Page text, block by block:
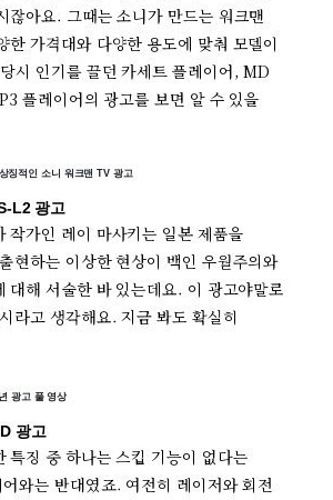
잖아요. 그때는 소니가 만드는 워크맨
한 가격대와 다양한 용도에 맞춰 모델이
시 인기를 끌던 카세트 플레이어, MD
플레이어의 광고를 보면 알 수 있을
징적인 소니 워크맨 TV 광고
L2 광고
작가인 레이 마사키는 일본 제품을
현하는 이상한 현상이 백인 우월주의와
대해 서술한 바 있는데요. 이 광고야말로
라고 생각해요. 지금 봐도 확실히
광고 풀 영상
광고
특징 중 하나는 스킵 기능이 없다는
와는 반대였죠. 여전히 레이저와 회전